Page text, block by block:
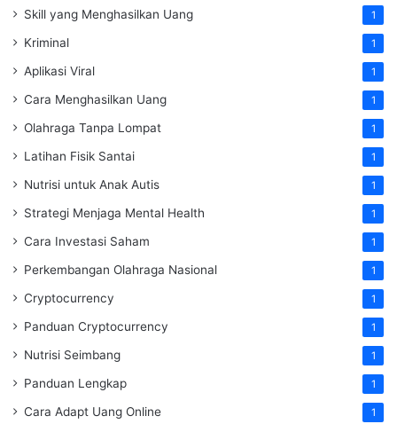
Skill yang Menghasilkan Uang 1
Kriminal 1
Aplikasi Viral 1
Cara Menghasilkan Uang 1
Olahraga Tanpa Lompat 1
Latihan Fisik Santai 1
Nutrisi untuk Anak Autis 1
Strategi Menjaga Mental Health 1
Cara Investasi Saham 1
Perkembangan Olahraga Nasional 1
Cryptocurrency 1
Panduan Cryptocurrency 1
Nutrisi Seimbang 1
Panduan Lengkap 1
Cara Adapt Uang Online 1